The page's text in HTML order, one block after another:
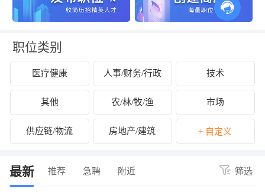
师的公告
国家烟草专卖局、中国烟草总公司招录42
中船重工双威智能装备有限公司
职位类别
医疗健康 人事/财务/行政 技术
其他 农/林/牧/渔 市场
供应链/物流 房地产/建筑 + 自定义
最新 推荐 急聘 附近 筛选